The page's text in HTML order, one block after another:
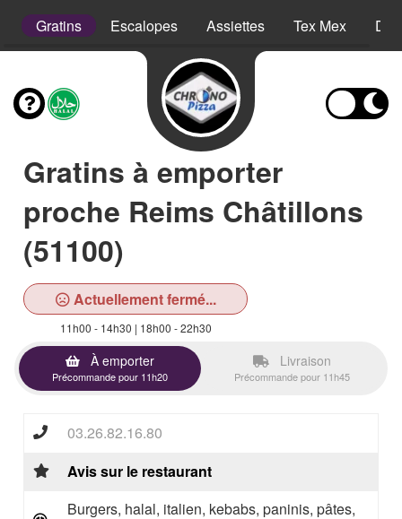
Gratins Escalopes Assiettes Tex Mex
Gratins à emporter
proche Reims Châtillons
(51100)
Actuellement fermé...
11h00 - 14h30 | 18h00 - 22h30
À emporter
Précommande pour 11h20
Livraison
Précommande pour 11h45
03.26.82.16.80
Avis sur le restaurant
Burgers, halal, italien, kebabs, paninis, pâtes,